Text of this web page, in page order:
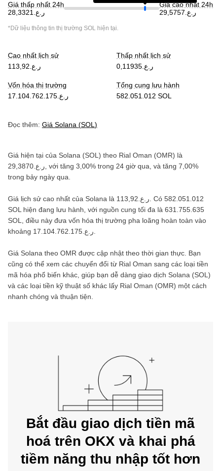
Giá thấp nhất 24h
ر.ع.28,3321
Giá cao nhất 24h
ر.ع.29,5757
*Dữ liệu thông tin thị trường SOL hiện tại.
Cao nhất lịch sử
ر.ع.113,92
Thấp nhất lịch sử
ر.ع.0,11935
Vốn hóa thị trường
ر.ع.17.104.762.175
Tổng cung lưu hành
582.051.012 SOL
Đọc thêm: Giá Solana (SOL )
Giá hiện tại của Solana (SOL ) theo Rial Oman (OMR) là
ر.ع.29,3870 , với tăng 3,00% trong 24 giờ qua, và tăng 7,00%
trong bảy ngày qua.
Giá lịch sử cao nhất của Solana là ر.ع.113,92 . Có 582.051.012
SOL hiện đang lưu hành, với nguồn cung tối đa là 631.755.635
SOL
, điều này đưa vốn hóa thị trường pha loãng hoàn toàn vào
khoảng
ر.ع.17.104.762.175
Giá Solana theo OMR được cập nhật theo thời gian thực. Bạn
cũng có thể xem các chuyển đổi từ Rial Oman sang các loại tiền
mã hóa phổ biến khác, giúp bạn dễ dàng giao dịch Solana (SOL )
và các loại tiền kỹ thuật số khác lấy Rial Oman (OMR) một cách
nhanh chóng và thuận tiện.
Bắt đầu giao dịch tiền mã
hoá trên OKX và khai phá
tiềm năng thu nhập tốt hơn